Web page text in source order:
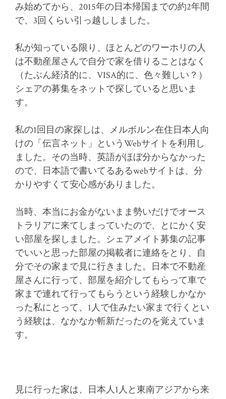
み始めてから、2015年の日本帰国までの約2年間
で、3回くらい引っ越ししました。
私が知っている限り、ほとんどのワーホリの人
は不動産屋さんで自分で家を借りることはなく
（たぶん経済的に、VISA的に、色々難しい？）
シェアの募集をネットで探していると思いま
す。
私の1回目の家探しは、メルボルン在住日本人向
けの「伝言ネット」というWebサイトを利用し
ました。その当時、英語がほぼ分からなかった
ので、日本語で書いてるあるwebサイトは、分
かりやすくて安心感がありました。
当時、本当にお金がないまま勢いだけでオース
トラリアに来てしまっていたので、とにかく安
い部屋を探しました。シェアメイト募集の記事
でいいと思った部屋の掲載者に連絡をとり、自
分でその家まで見に行きました。日本で不動産
屋さんに行って、部屋を紹介してもらって車で
家まで連れて行ってもらうという経験しかなか
った私にとって、1人で住みたい家まで行くとい
う経験は、なかなか斬新だったのを覚えていま
す。
見に行った家は、日本人1人と東南アジアから来